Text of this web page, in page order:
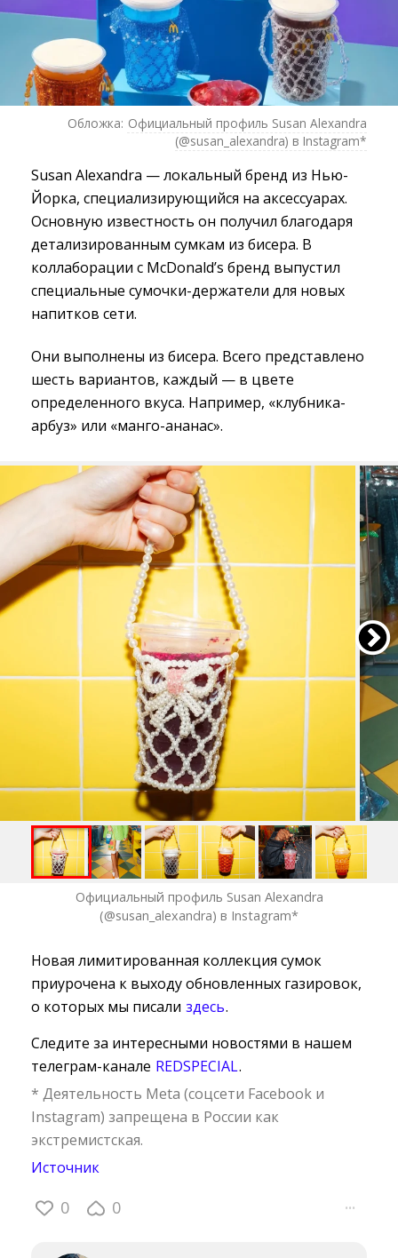
Обложка: Официальный профиль Susan Alexandra
(@susan_alexandra) в Instagram*
Susan Alexandra — локальный бренд из Нью-
Йорка, специализирующийся на аксессуарах.
Основную известность он получил благодаря
детализированным сумкам из бисера. В
коллаборации с McDonald’s бренд выпустил
специальные сумочки-держатели для новых
напитков сети.
Они выполнены из бисера. Всего представлено
шесть вариантов, каждый — в цвете
определенного вкуса. Например, «клубника-
арбуз» или «манго-ананас».
Официальный профиль Susan Alexandra
(@susan_alexandra) в Instagram*
Новая лимитированная коллекция сумок
приурочена к выходу обновленных газировок,
о которых мы писали здесь.
Следите за интересными новостями в нашем
телеграм-канале REDSPECIAL.
* Деятельность Meta (соцсети Facebook и
Instagram) запрещена в России как
экстремистская.
Источник
0 0 ···